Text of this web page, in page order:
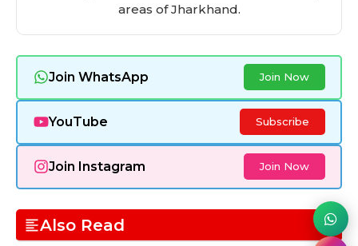
areas of Jharkhand.
Join WhatsApp Join Now
YouTube Subscribe
Join Instagram Join Now
Also Read